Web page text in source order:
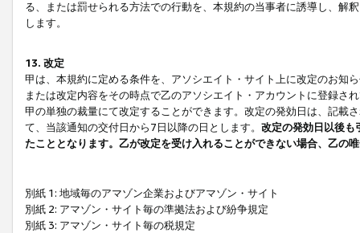
る、または罰せられる方法での行動を、本規約の当事者に誘導し、解
します。
13. 改定
甲は、本規約に定める条件を、アソシエイト・サイト上に改定のお知
または改定内容をその時点で乙のアソシエイト・アカウントに登録さ
甲の単独の裁量にて改定することができます。改定の発効日は、記載
て、当該通知の交付日から7日以降の日とします。 改定の発効日以後も
たこととなります。乙が改定を受け入れることができない場合、乙の
別紙 1: 地域毎のアマゾン企業およびアマゾン・サイト
別紙 2: アマゾン・サイト毎の準拠法および紛争規定
別紙 3: アマゾン・サイト毎の税規定